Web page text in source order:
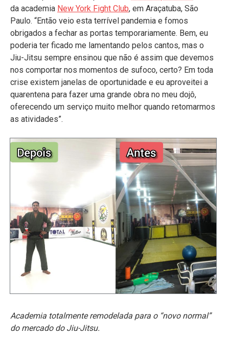
da academia New York Fight Club, em Araçatuba, São
Paulo. “Então veio esta terrível pandemia e fomos
obrigados a fechar as portas temporariamente. Bem, eu
poderia ter ficado me lamentando pelos cantos, mas o
Jiu-Jitsu sempre ensinou que não é assim que devemos
nos comportar nos momentos de sufoco, certo? Em toda
crise existem janelas de oportunidade e eu aproveitei a
quarentena para fazer uma grande obra no meu dojô,
oferecendo um serviço muito melhor quando retomarmos
as atividades”.
Academia totalmente remodelada para o “novo normal”
do mercado do Jiu-Jitsu.